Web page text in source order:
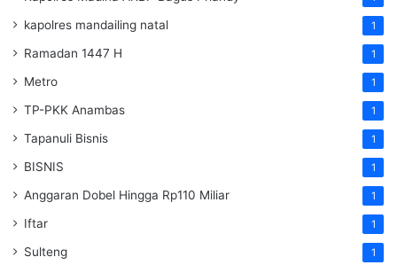
kapolres mandailing natal 1
Ramadan 1447 H 1
Metro 1
TP-PKK Anambas 1
Tapanuli Bisnis 1
BISNIS 1
Anggaran Dobel Hingga Rp110 Miliar 1
Iftar 1
Sulteng 1